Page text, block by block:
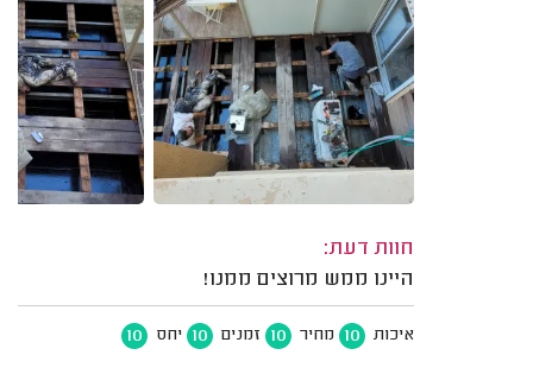
חוות דעת:
היינו ממש מרוצים ממנו!
איכות 10 מחיר 10 זמנים 10 יחס 10